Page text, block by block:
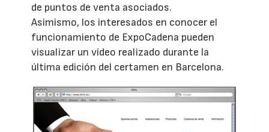
de puntos de venta asociados.
Asimismo, los interesados en conocer el
funcionamiento de ExpoCadena pueden
visualizar un vídeo realizado durante la
última edición del certamen en Barcelona.